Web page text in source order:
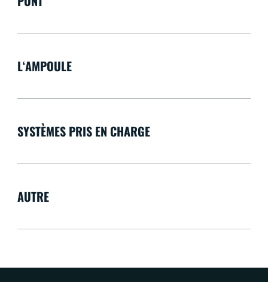
L‘AMPOULE
SYSTÈMES PRIS EN CHARGE
AUTRE